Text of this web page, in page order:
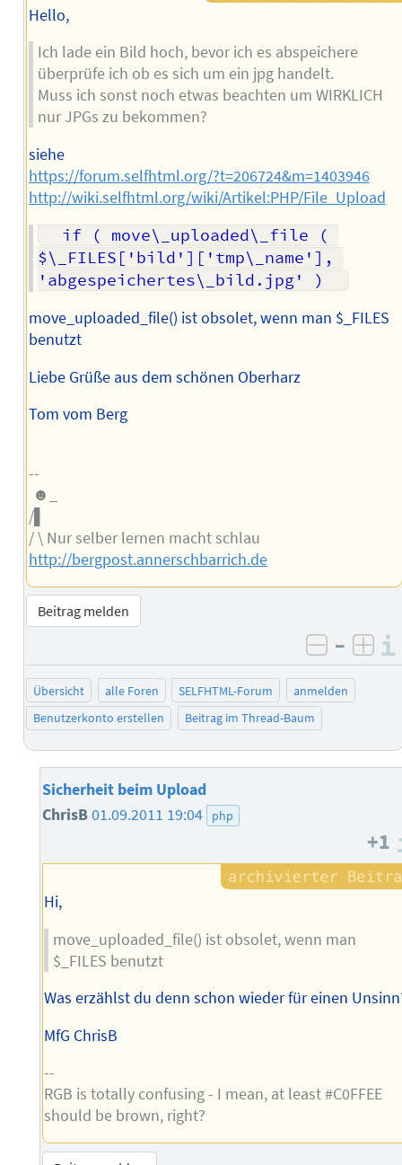
Hello,
Ich lade ein Bild hoch, bevor ich es abspeichere
überprüfe ich ob es sich um ein jpg handelt.
Muss ich sonst noch etwas beachten um WIRKLICH
nur JPGs zu bekommen?
siehe
https://forum.selfhtml.org/?t=206724&m=1403946
http://wiki.selfhtml.org/wiki/Artikel:PHP/File_Upload
$\_FILES['bild']['tmp\_name'],
move_uploaded_file() ist obsolet, wenn man $_FILES
benutzt
Liebe Grüße aus dem schönen Oberharz
Tom vom Berg
--
☻_
/▌
/ \ Nur selber lernen macht schlau
http://bergpost.annerschbarrich.de
Beitrag melden
negativ
–
Übersicht alle Foren SELFHTML-Forum
anmelden
Benutzerkonto erstellen
Beitrag im Thread-Baum
Sicherheit beim Upload
ChrisB01.09.2011 19:04 php
+1
Hi,
move_uploaded_file() ist obsolet, wenn man
$_FILES benutzt
Was erzählst du denn schon wieder für einen
MfG ChrisB
--
RGB is totally confusing - I mean, at least #C0FFEE
should be brown, right?